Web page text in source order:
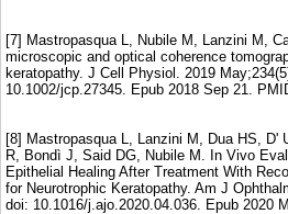
[7] Mastropasqua L, Nubile M, Lanzini M,
microscopic and optical coherence
keratopathy. J Cell Physiol. 2019
10.1002/jcp.27345. Epub 2018 Sep 21.
[8] Mastropasqua L, Lanzini M, Dua HS, D'
R, Bondì J, Said DG, Nubile M. In Vivo
Epithelial Healing After Treatment With
for Neurotrophic Keratopathy. Am J
doi: 10.1016/j.ajo.2020.04.036. Epub 2020